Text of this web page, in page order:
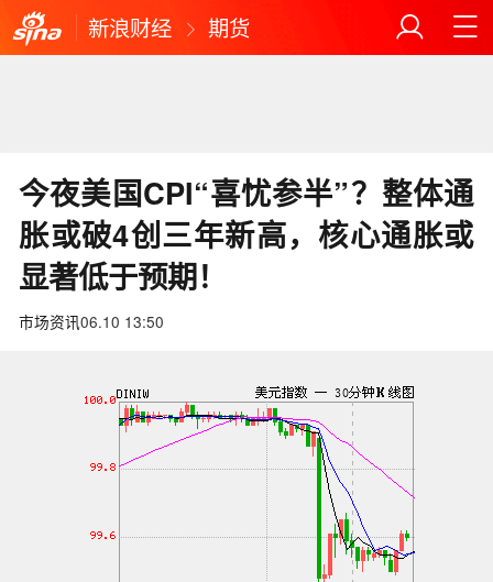
新浪财经 期货
今夜美国CPI“喜忧参半”？整体通
胀或破4创三年新高，核心通胀或
显著低于预期！
市场资讯06.10 13:50